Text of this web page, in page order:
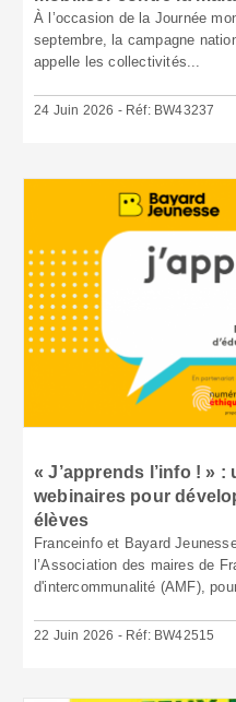
À l’occasion de la Journée
septembre, la campagne
appelle les collectivités...
24 Juin 2026 - Réf: BW43237
« J’apprends l’info ! »
webinaires pour
élèves
Franceinfo et Bayard
l’Association des maires de
d'intercommunalité (AMF),
22 Juin 2026 - Réf: BW42515